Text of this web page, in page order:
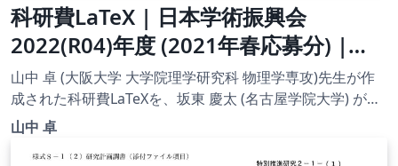
科研費LaTeX | 日本学術振興会
2022(R04)年度 (2021年春応募分) |
2021(R03)年度 研究活動スタート支援
| 021.03.05
山中 卓 (大阪大学 大学院理学研究科 物理学専攻)先生が作
成された科研費LaTeXを、坂東 慶太 (名古屋学院大学) が了
承を得てテンプレート登録しています。 詳細はこちら↓を
山中 卓